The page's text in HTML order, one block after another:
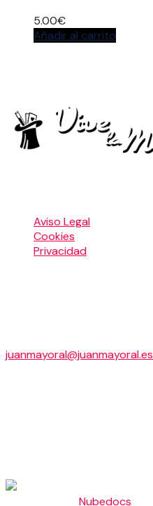
5.00€
Añadir al carrito
Aviso Legal
Cookies
Privacidad
juanmayoral@juanmayoral.es
Nubedocs